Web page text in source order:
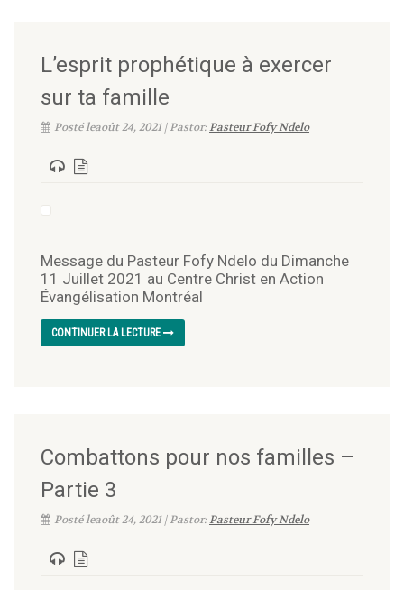
L’esprit prophétique à exercer
sur ta famille
Posté leaoût 24, 2021 | Pastor:Pasteur Fofy Ndelo
Message du Pasteur Fofy Ndelo du Dimanche
11 Juillet 2021 au Centre Christ en Action
Évangélisation Montréal
CONTINUER LA LECTURE
Combattons pour nos familles –
Partie 3
Posté leaoût 24, 2021 | Pastor:Pasteur Fofy Ndelo